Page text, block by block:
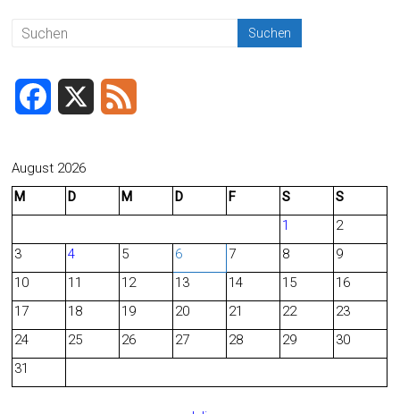
c
b
o
August 2026
M
D M D F S
S
1
2
3
4 5 6 7 8
9
10
11 12 13 14 15
16
17
18 19 20 21 22
23
24
25 26 27 28 29
30
31